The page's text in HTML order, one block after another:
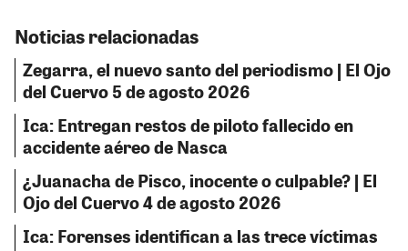
Noticias relacionadas
Zegarra, el nuevo santo del periodismo | El Ojo
del Cuervo 5 de agosto 2026
Ica: Entregan restos de piloto fallecido en
accidente aéreo de Nasca
¿Juanacha de Pisco, inocente o culpable? | El
Ojo del Cuervo 4 de agosto 2026
Ica: Forenses identifican a las trece víctimas